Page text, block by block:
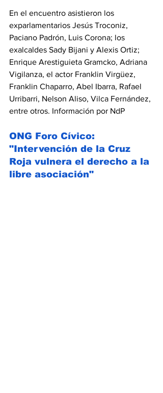
En el encuentro asistieron los
exparlamentarios Jesús Troconiz,
Paciano Padrón, Luis Corona; los
exalcaldes Sady Bijani y Alexis Ortiz;
Enrique Arestiguieta Gramcko, Adriana
Vigilanza, el actor Franklin Virgüez,
Franklin Chaparro, Abel Ibarra, Rafael
Urribarri, Nelson Aliso, Vilca Fernández,
entre otros. Información por NdP
ONG Foro Cívico:
"Intervención de la Cruz
Roja vulnera el derecho a la
libre asociación"